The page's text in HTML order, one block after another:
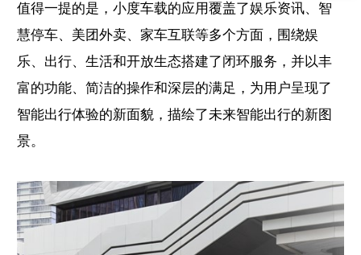
值得一提的是，小度车载的应用覆盖了娱乐资讯、智
慧停车、美团外卖、家车互联等多个方面，围绕娱
乐、出行、生活和开放生态搭建了闭环服务，并以丰
富的功能、简洁的操作和深层的满足，为用户呈现了
智能出行体验的新面貌，描绘了未来智能出行的新图
景。